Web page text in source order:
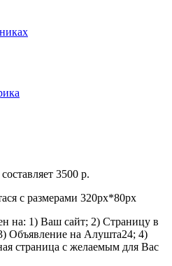
3500 р.
с размерами 320px*80px
на: 1) Ваш сайт; 2) Страницу в
Объявление на Алушта24; 4)
страница с желаемым для Вас